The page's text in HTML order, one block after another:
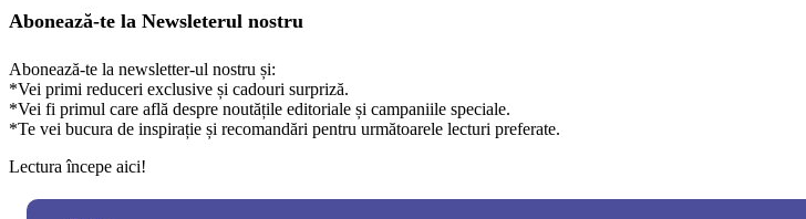
Abonează-te la Newsleterul nostru
Abonează-te la newsletter-ul nostru și:
*Vei primi reduceri exclusive și cadouri surpriză.
*Vei fi primul care află despre noutățile editoriale și campaniile speciale.
*Te vei bucura de inspirație și recomandări pentru următoarele lecturi preferate.
Lectura începe aici!